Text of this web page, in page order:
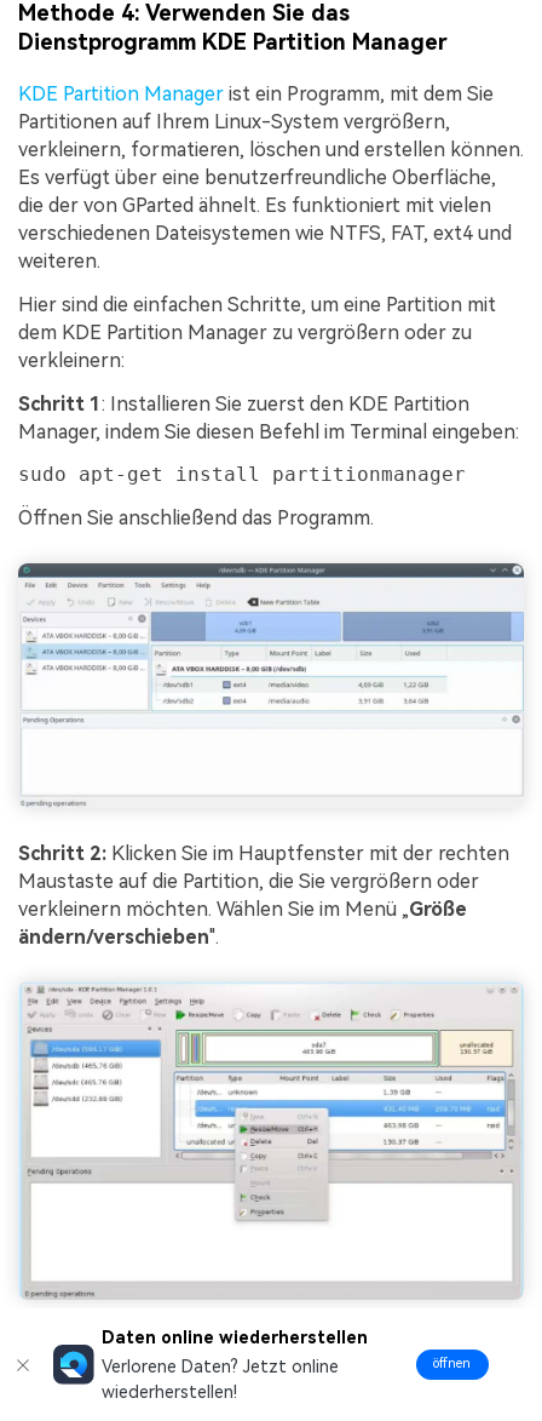
Methode 4: Verwenden Sie das
Dienstprogramm KDE Partition Manager
KDE Partition Manager ist ein Programm, mit dem Sie
Partitionen auf Ihrem Linux-System vergrößern,
verkleinern, formatieren, löschen und erstellen können.
Es verfügt über eine benutzerfreundliche Oberfläche,
die der von GParted ähnelt. Es funktioniert mit vielen
verschiedenen Dateisystemen wie NTFS, FAT, ext4 und
weiteren.
Hier sind die einfachen Schritte, um eine Partition mit
dem KDE Partition Manager zu vergrößern oder zu
verkleinern:
Schritt 1: Installieren Sie zuerst den KDE Partition
Manager, indem Sie diesen Befehl im Terminal eingeben:
sudo apt-get install partitionmanager
Öffnen Sie anschließend das Programm.
Schritt 2: Klicken Sie im Hauptfenster mit der rechten
Maustaste auf die Partition, die Sie vergrößern oder
verkleinern möchten. Wählen Sie im Menü „Größe
ändern/verschieben".
Schritt 3:Ein neues Fenster öffnet sich mit einem
Schieberegler. Sie können diesen Regler nach links oder
rechts ziehen, um die Größe der Partition zu ändern.
Daten online wiederherstellen
Verlorene Daten? Jetzt online
wiederherstellen!
öffnen